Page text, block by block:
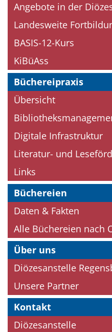
Angebote in der
Landesweite
BASIS-12-Kurs
KiBüAss
Büchereipraxis
Übersicht
Digitale Infrastruktur
Literatur- und
Links
Büchereien
Daten & Fakten
Alle Büchereien nach
Über uns
Diözesanstelle
Unsere Partner
Kontakt
Diözesanstelle